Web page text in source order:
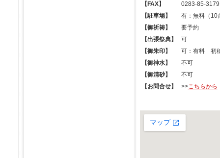
【FAX】
0283-85-3179
【駐車場】
有：無料（10
【御祈祷】
要予約
【出張祭典】
可
【御朱印】
可：有料 初
【御神水】
不可
【御清砂】
不可
【お問合せ】
>>こちらから